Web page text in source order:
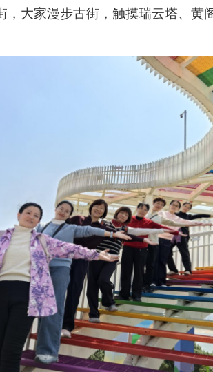
大家漫步古街，触摸瑞云塔、黄